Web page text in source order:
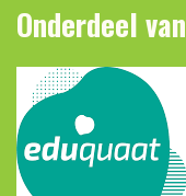
Onderdeel van